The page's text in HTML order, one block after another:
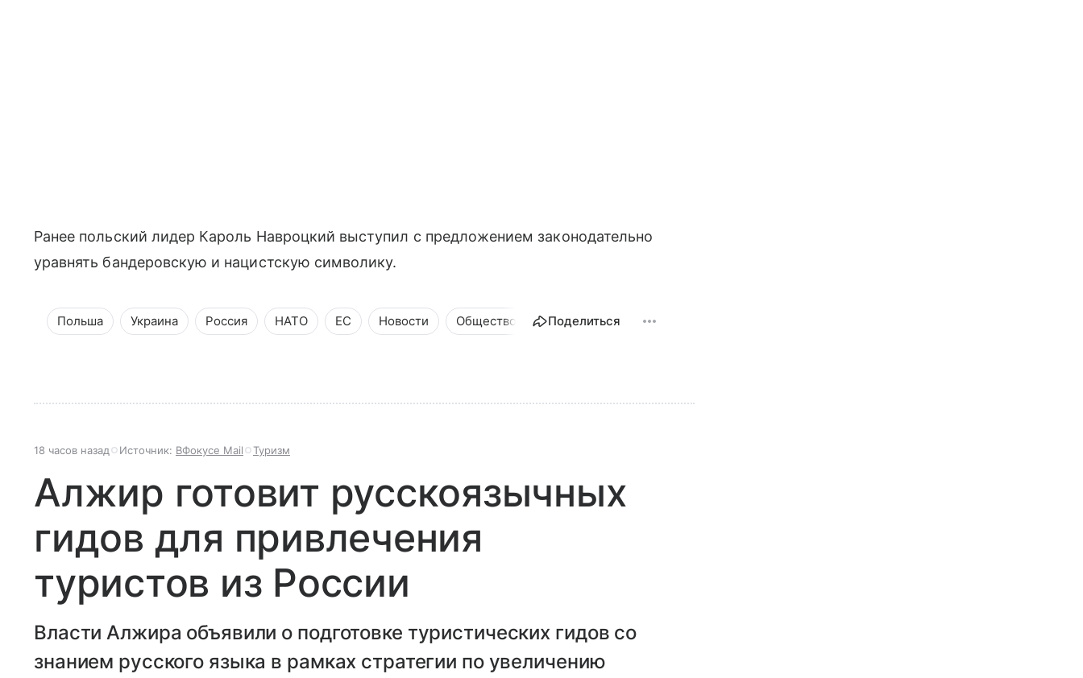
Ранее польский лидер Кароль Навроцкий выступил с предложением законодательно
уравнять бандеровскую и нацистскую символику.
Польша Украина Россия НАТО ЕС Новости Общество Поделиться
18 часов назад Источник: ВФокусе Mail Туризм
Алжир готовит русскоязычных
гидов для привлечения
туристов из России
Власти Алжира объявили о подготовке туристических гидов со
знанием русского языка в рамках стратегии по увеличению